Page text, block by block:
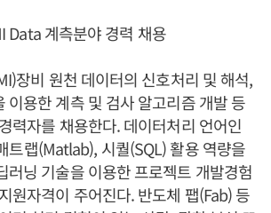
계측분야 경력 채용
장비 원천 데이터의 신호처리 및 해석,
이용한 계측 및 검사 알고리즘 개발 등
력자를 채용한다. 데이터처리 언어인
트랩(Matlab), 시퀄(SQL) 활용 역량을
러닝 기술을 이용한 프로젝트 개발경험
원자격이 주어진다. 반도체 팹(Fab) 등